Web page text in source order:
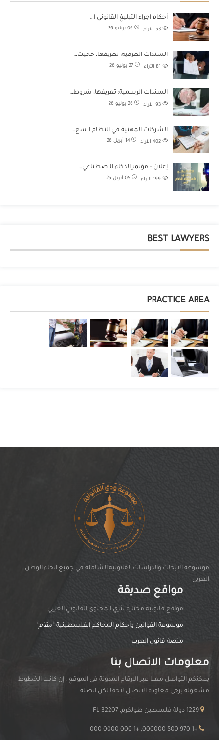
أحكام اجراء التبليغ القانوني ا…
06 يوليو 26 الآراء
السندات العرفية: تعريفها، حجيت…
27 يونيو 26 الآراء
السندات الرسمية: تعريفها، شروط…
26 يونيو 26 الآراء
الشركات المهنية في النظام السع…
14 أبريل 26 الآراء
إعلان – مؤتمر الذكاء الاصطناعي…
05 أبريل 26 الآراء
BEST LAWYERS
PRACTICE AREA
موسوعة الابحاث والدراسات القانونية الشاملة في جميع انحاء الوطن
العربي
مواقع صديقة
مواقغ قانونية مختارة تثري المحتوى القانوني العربي
موسوعة القوانين وأحكام المحاكم الفلسطينية “مقام“
منصة قانون العرب
معلومات الاتصال بنا
يمكنكم التواصل معنا عبر الارقام المدونة في الموقع ، إن كانت الخطوط
مشغولة يرجى معاودة الاتصال لاحقا لكن اتصلة
+1 970 500 000000, +1 000 0000 000